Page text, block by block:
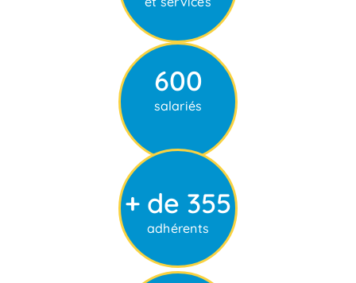
600
salariés
+ de 355
adhérents